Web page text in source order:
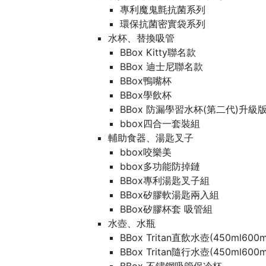
專利魔鬼氈抗菌系列
環保抗菌密實袋系列
水杯、替換吸管
BBox Kitty聯名款
BBox 迪士尼聯名款
BBox鴨嘴杯
BBox學飲杯
BBox 防漏學習水杯(第二代)升級版
bbox四合一套裝組
輔助食器、湯匙叉子
bbox咬樂美
bbox多功能防掉鏈
BBox專利湯匙叉子組
BBox矽膠軟湯匙兩入組
BBox矽膠杯套 吸管組
水壺、水瓶
BBox Tritan直飲水壺
BBox Tritan隨行水壺